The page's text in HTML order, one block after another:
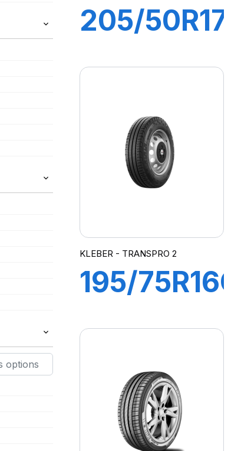
205/50R17
HP4
KLEBER - TRANSPRO 2
195/75R16C